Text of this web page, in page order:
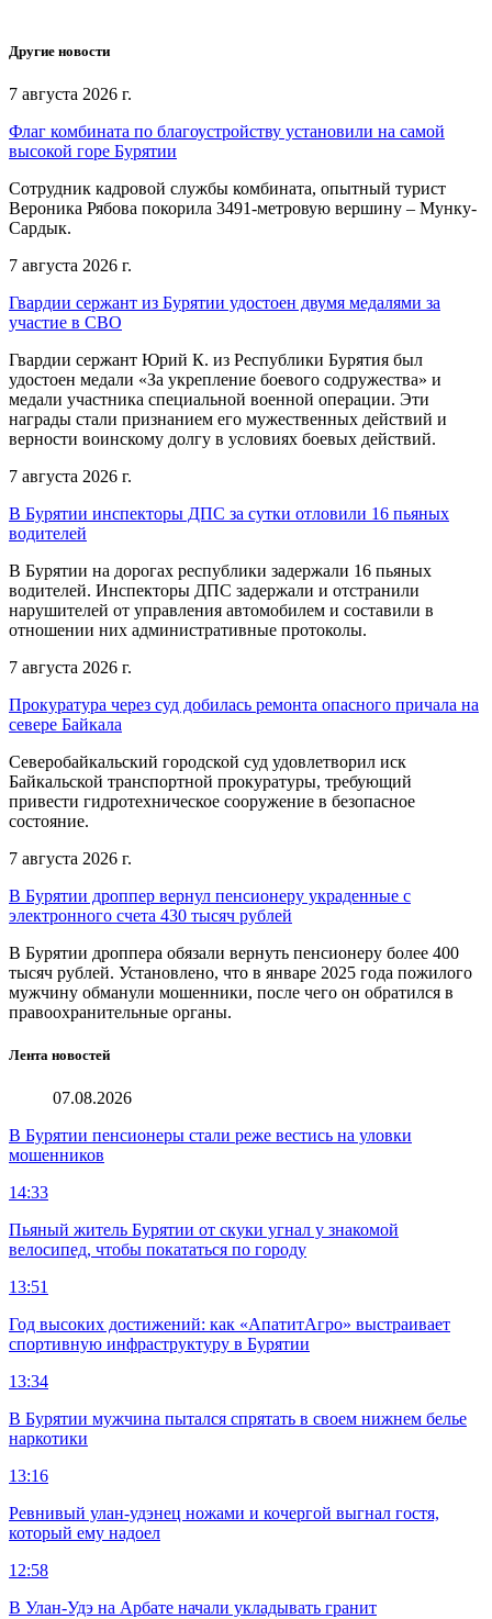
Другие новости
7 августа 2026 г.
Флаг комбината по благоустройству установили на самой
высокой горе Бурятии
Сотрудник кадровой службы комбината, опытный турист
Вероника Рябова покорила 3491-метровую вершину – Мунку-
Сардык.
7 августа 2026 г.
Гвардии сержант из Бурятии удостоен двумя медалями за
участие в СВО
Гвардии сержант Юрий К. из Республики Бурятия был
удостоен медали «За укрепление боевого содружества» и
медали участника специальной военной операции. Эти
награды стали признанием его мужественных действий и
верности воинскому долгу в условиях боевых действий.
7 августа 2026 г.
В Бурятии инспекторы ДПС за сутки отловили 16 пьяных
водителей
В Бурятии на дорогах республики задержали 16 пьяных
водителей. Инспекторы ДПС задержали и отстранили
нарушителей от управления автомобилем и составили в
отношении них административные протоколы.
7 августа 2026 г.
Прокуратура через суд добилась ремонта опасного причала на
севере Байкала
Северобайкальский городской суд удовлетворил иск
Байкальской транспортной прокуратуры, требующий
привести гидротехническое сооружение в безопасное
состояние.
7 августа 2026 г.
В Бурятии дроппер вернул пенсионеру украденные с
электронного счета 430 тысяч рублей
В Бурятии дроппера обязали вернуть пенсионеру более 400
тысяч рублей. Установлено, что в январе 2025 года пожилого
мужчину обманули мошенники, после чего он обратился в
правоохранительные органы.
Лента новостей
07.08.2026
В Бурятии пенсионеры стали реже вестись на уловки
мошенников
14:33
Пьяный житель Бурятии от скуки угнал у знакомой
велосипед, чтобы покататься по городу
13:51
Год высоких достижений: как «АпатитАгро» выстраивает
спортивную инфраструктуру в Бурятии
13:34
В Бурятии мужчина пытался спрятать в своем нижнем белье
наркотики
13:16
Ревнивый улан-удэнец ножами и кочергой выгнал гостя,
который ему надоел
12:58
В Улан-Удэ на Арбате начали укладывать гранит